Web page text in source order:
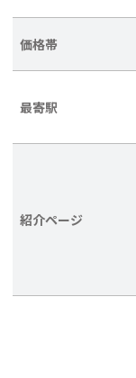
価格帯
最寄駅
紹介ページ